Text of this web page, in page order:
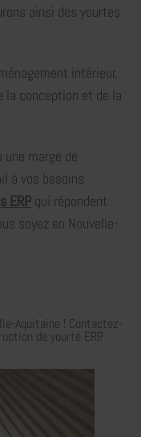
ainsi des yourtes
intérieur,
la conception et de la
marge de
à vos besoins
ERP qui répondent
soyez en Nouvelle-
Aquitaine ! Contactez-
de yourte ERP.